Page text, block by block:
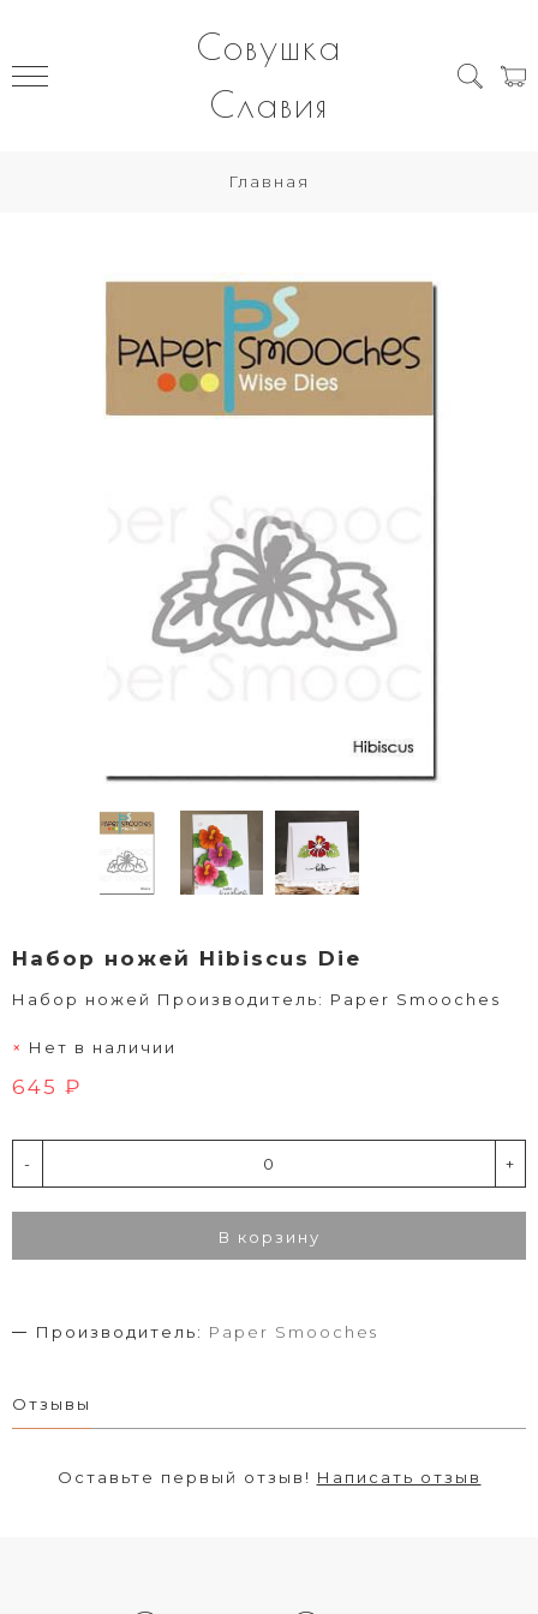
Совушка
Славия
Главная
Набор ножей Hibiscus Die
Набор ножей Производитель: Paper Smooches
Нет в наличии
645 ₽
- +
В корзину
Производитель: Paper Smooches
Отзывы
Оставьте первый отзыв! Написать отзыв